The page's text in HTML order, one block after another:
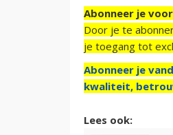
Abonneer je
Door je te
je toegang tot
Abonneer je
kwaliteit,
Lees ook: